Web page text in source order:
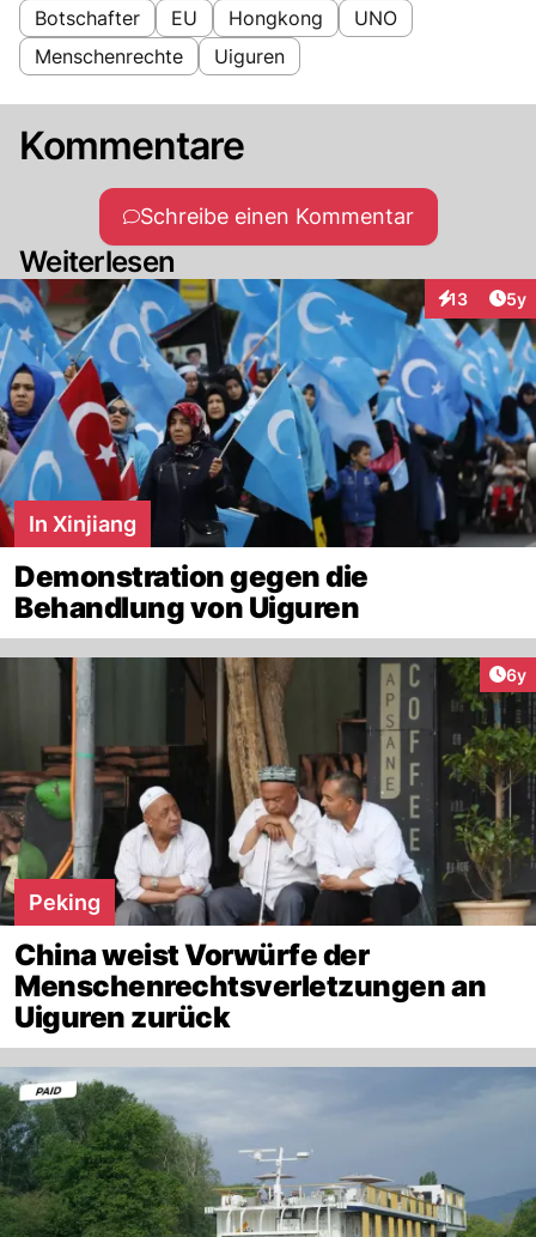
Botschafter EU Hongkong
UNO
Menschenrechte
Uiguren
Kommentare
Schreibe einen Kommentar
Weiterlesen
13 5y
In Xinjiang
Demonstration gegen die
Behandlung von Uiguren
6y
Peking
China weist Vorwürfe der
Menschenrechtsverletzungen an
Uiguren zurück